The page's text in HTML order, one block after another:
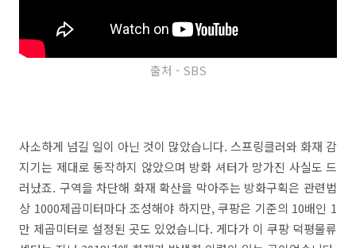
출처 - SBS
사소하게 넘길 일이 아닌 것이 많았습니다. 스프링클러와 화재 감
지기는 제대로 동작하지 않았으며 방화 셔터가 망가진 사실도 드
러났죠. 구역을 차단해 화재 확산을 막아주는 방화구획은 관련법
상 1000제곱미터마다 조성해야 하지만, 쿠팡은 기준의 10배인 1
만 제곱미터로 설정된 곳도 있었습니다. 게다가 이 쿠팡 덕평물류